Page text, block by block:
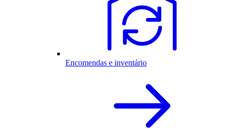
Encomendas e inventário